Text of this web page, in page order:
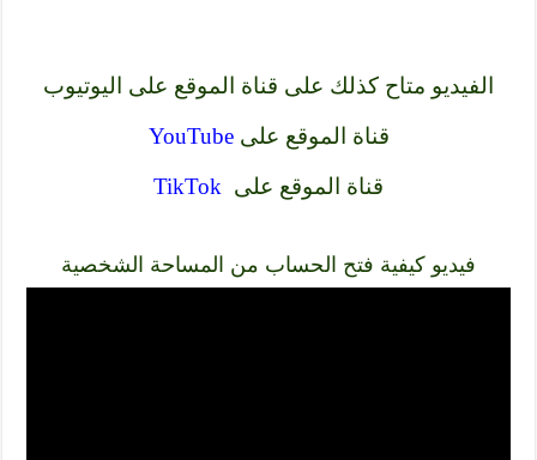
الفيديو متاح كذلك على قناة الموقع على اليوتيوب
قناة الموقع علىYouTube
قناة الموقع على TikTok
فيديو كيفية فتح الحساب من المساحة الشخصية